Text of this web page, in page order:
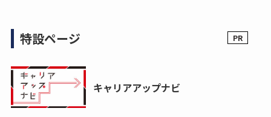
特設ページ
キャリアアップナビ